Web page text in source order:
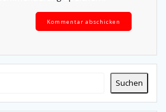
Alternative:
Suchen